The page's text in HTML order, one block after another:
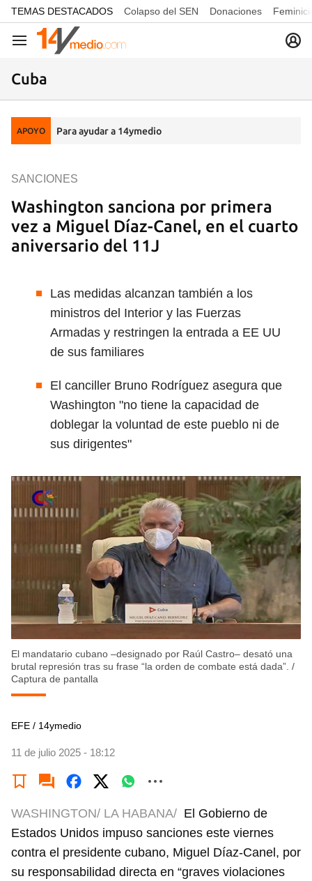
common.go-to-content
TEMAS DESTACADOS Colapso del SEN Donaciones
Navegación
Cuba
APOYO Para ayudar a 14ymedio
Washington sanciona por primera
vez a Miguel Díaz-Canel, en el cuarto
aniversario del 11J
SANCIONES
Las medidas alcanzan también a los
ministros del Interior y las Fuerzas
Armadas y restringen la entrada a EE UU
de sus familiares
El canciller Bruno Rodríguez asegura que
Washington "no tiene la capacidad de
doblegar la voluntad de este pueblo ni de
sus dirigentes"
El mandatario cubano –designado por Raúl Castro– desató una
brutal represión tras su frase “la orden de combate está dada”. /
Captura de pantalla
EFE / 14ymedio
11 de julio 2025 - 18:12
WASHINGTON/ LA HABANA/ El Gobierno de
Estados Unidos impuso sanciones este viernes
contra el presidente cubano, Miguel Díaz-Canel, por
su responsabilidad directa en “graves violaciones